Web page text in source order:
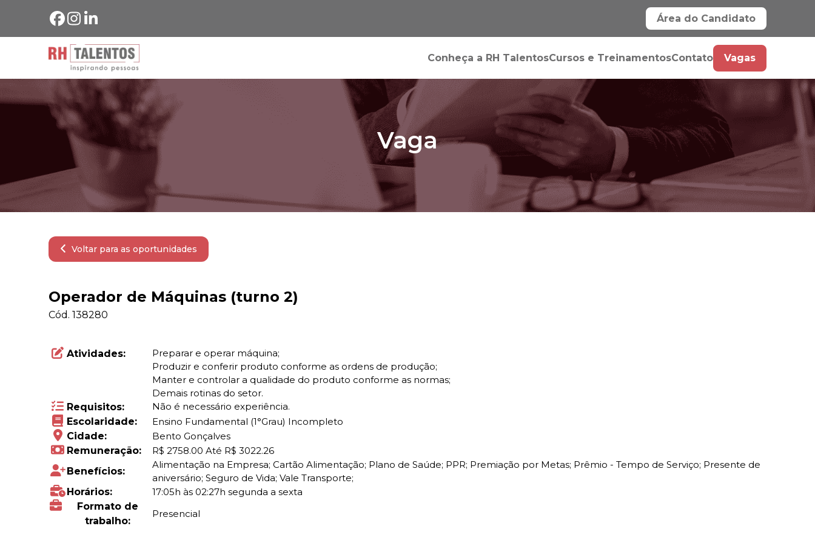
Área do Candidato
Conheça a RH TalentosCursos e TreinamentosContato Vagas
Vaga
Voltar para as oportunidades
Operador de Máquinas (turno 2)
Cód. 138280
Atividades:
Preparar e operar máquina;
Produzir e conferir produto conforme as ordens de produção;
Manter e controlar a qualidade do produto conforme as normas;
Demais rotinas do setor.
Requisitos:
Não é necessário experiência.
Escolaridade:
Ensino Fundamental (1°Grau) Incompleto
Cidade:
Bento Gonçalves
Remuneração:
R$ 2758.00 Até R$ 3022.26
Benefícios:
Alimentação na Empresa; Cartão Alimentação; Plano de Saúde; PPR; Premiação por Metas; Prêmio - Tempo de Serviço; Presente de
aniversário; Seguro de Vida; Vale Transporte;
Horários:
17:05h às 02:27h segunda a sexta
Formato de
trabalho:
Presencial